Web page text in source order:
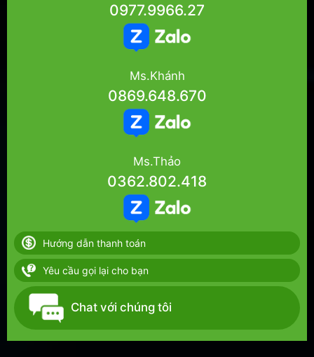
0977.9966.27
Ms.Khánh
0869.648.670
Ms.Thảo
0362.802.418
Hướng dẫn thanh toán
Yêu cầu gọi lại cho bạn
Chat với chúng tôi